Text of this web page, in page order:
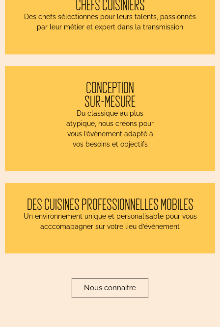
CHEFS CUISINIERS
Des chefs sélectionnés pour leurs talents, passionnés
par leur métier et expert dans la transmission
CONCEPTION
SUR-MESURE
Du classique au plus
atypique, nous créons pour
vous l’évènement adapté à
vos besoins et objectifs
DES CUISINES PROFESSIONNELLES MOBILES
Un environnement unique et personalisable pour vous
acccomapagner sur votre lieu d’évènement
Nous connaitre